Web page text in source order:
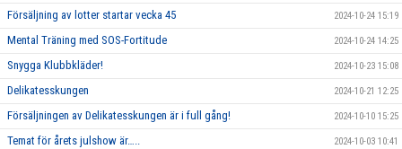
Försäljning av lotter startar vecka 45 2024-10-24 15:19
Mental Träning med SOS-Fortitude 2024-10-24 14:25
Snygga Klubbkläder! 2024-10-23 15:08
Delikatesskungen 2024-10-21 12:25
Försäljningen av Delikatesskungen är i full gång! 2024-10-10 15:25
Temat för årets julshow är….. 2024-10-03 10:41